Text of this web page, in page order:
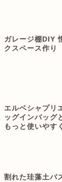
ガレージ棚DIY
クスペース作
エルベシャプリ
ッグインバッグ
もっと使いやす
割れた珪藻土バ